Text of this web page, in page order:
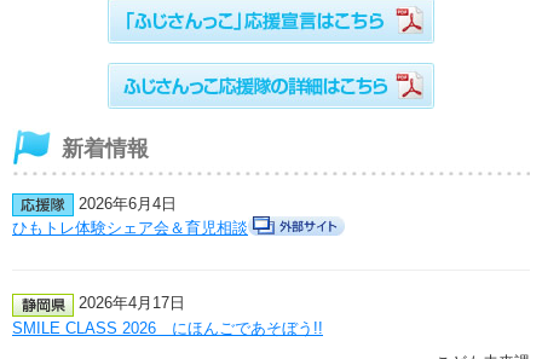
新着情報
2026年6月4日
ひもトレ体験シェア会＆育児相談
2026年4月17日
SMILE CLASS 2026 にほんごであそぼう!!